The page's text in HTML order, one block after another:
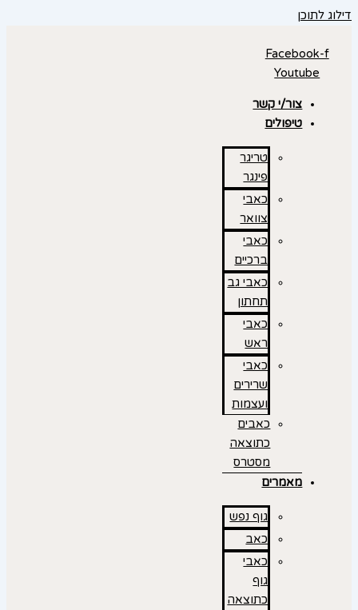
דילוג לתוכן
Facebook-f
Youtube
צור/י קשר
טיפולים
טריגר
פינגר
כאבי
צוואר
כאבי
ברכיים
כאבי גב
תחתון
כאבי
ראש
כאבי
שרירים
ועצמות
כאבים
כתוצאה
מסטרס
מאמרים
גוף נפש
כאב
כאבי
גוף
כתוצאה